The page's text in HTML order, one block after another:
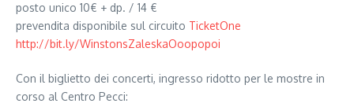
posto unico 10€ + dp. / 14 €
prevendita disponibile sul circuito TicketOne
http://bit.ly/WinstonsZaleskaOoopopoi
Con il biglietto dei concerti, ingresso ridotto per le mostre in
corso al Centro Pecci: